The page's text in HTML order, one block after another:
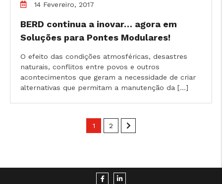
14 Fevereiro, 2017
BERD continua a inovar… agora em
Soluções para Pontes Modulares!
O efeito das condições atmosféricas, desastres
naturais, conflitos entre povos e outros
acontecimentos que geram a necessidade de criar
alternativas que permitam a manutenção da […]
1 2